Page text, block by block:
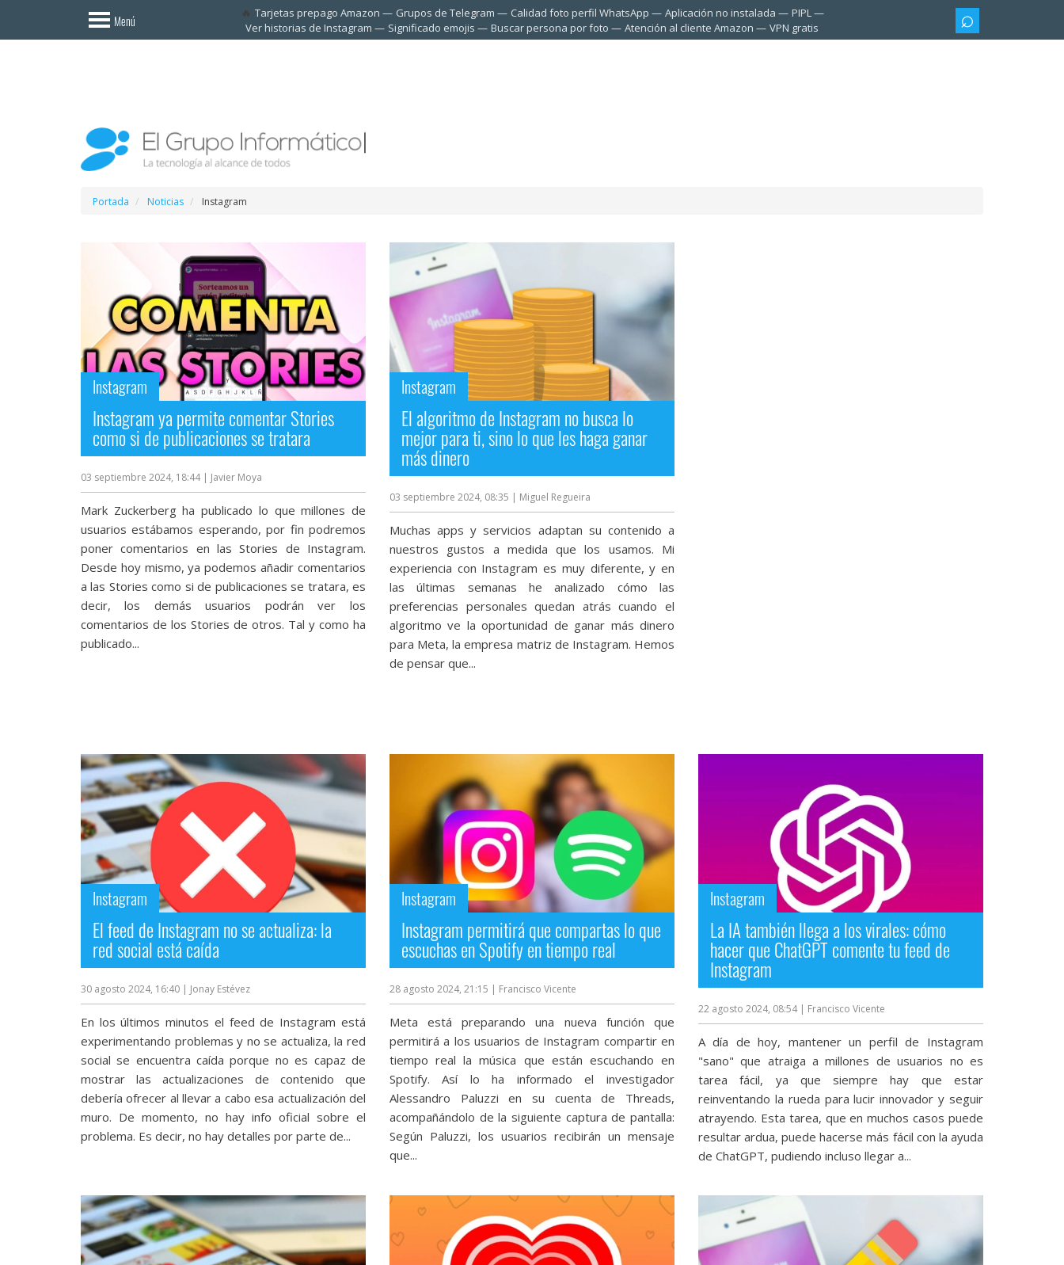
Menú Tarjetas prepago Amazon Grupos de Telegram Calidad foto perfil WhatsApp Aplicación no instalada
PIPL
Ver historias de Instagram
Significado emojis Buscar persona por foto Atención al cliente Amazon VPN gratis
sesión /
Ciberseguridad
Portada Noticias Instagram
Instagram
Instagram ya permite comentar Stories
como si de publicaciones se tratara
03 septiembre 2024, 18:44 | Javier Moya
Mark Zuckerberg ha publicado lo que millones de
usuarios estábamos esperando, por fin podremos
poner comentarios en las Stories de Instagram.
Desde hoy mismo, ya podemos añadir comentarios
a las Stories como si de publicaciones se tratara, es
decir, los demás usuarios podrán ver los
comentarios de los Stories de otros. Tal y como ha
publicado...
Instagram
El algoritmo de Instagram no busca lo
mejor para ti, sino lo que les haga ganar
más dinero
03 septiembre 2024, 08:35 | Miguel Regueira
Muchas apps y servicios adaptan su contenido a
nuestros gustos a medida que los usamos. Mi
experiencia con Instagram es muy diferente, y en
las últimas semanas he analizado cómo las
preferencias personales quedan atrás cuando el
algoritmo ve la oportunidad de ganar más dinero
para Meta, la empresa matriz de Instagram. Hemos
de pensar que...
Instagram
El feed de Instagram no se actualiza: la
red social está caída
30 agosto 2024, 16:40 | Jonay Estévez
En los últimos minutos el feed de Instagram está
experimentando problemas y no se actualiza, la red
social se encuentra caída porque no es capaz de
mostrar las actualizaciones de contenido que
debería ofrecer al llevar a cabo esa actualización del
muro. De momento, no hay info oficial sobre el
problema. Es decir, no hay detalles por parte de...
Instagram
Instagram permitirá que compartas lo que
escuchas en Spotify en tiempo real
28 agosto 2024, 21:15 | Francisco Vicente
Meta está preparando una nueva función que
permitirá a los usuarios de Instagram compartir en
tiempo real la música que están escuchando en
Spotify. Así lo ha informado el investigador
Alessandro Paluzzi en su cuenta de Threads,
acompañándolo de la siguiente captura de pantalla:
Según Paluzzi, los usuarios recibirán un mensaje
que...
Instagram
La IA también llega a los virales: cómo
hacer que ChatGPT comente tu feed de
Instagram
22 agosto 2024, 08:54 | Francisco Vicente
A día de hoy, mantener un perfil de Instagram
"sano" que atraiga a millones de usuarios no es
tarea fácil, ya que siempre hay que estar
reinventando la rueda para lucir innovador y seguir
atrayendo. Esta tarea, que en muchos casos puede
resultar ardua, puede hacerse más fácil con la ayuda
de ChatGPT, pudiendo incluso llegar a...